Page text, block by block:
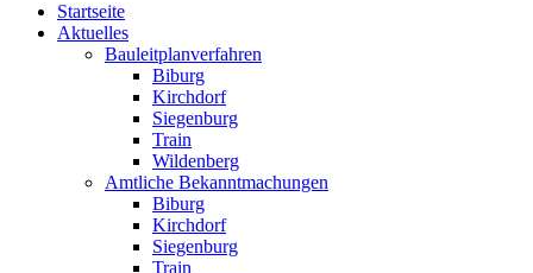
Startseite
Aktuelles
Bauleitplanverfahren
Biburg
Kirchdorf
Siegenburg
Train
Wildenberg
Amtliche Bekanntmachungen
Biburg
Kirchdorf
Siegenburg
Train